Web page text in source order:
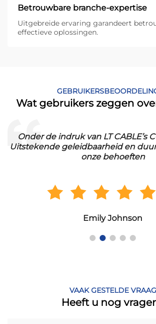
Betrouwbare branche-expertise
Uitgebreide ervaring garandeert
effectieve oplossingen.
Wat gebruikers zeggen
Onder de indruk van LT CABLE’s
Uitstekende geleidbaarheid en
onze behoeften
Emily Johnson
VAAK GESTELDE VRAAG
Heeft u nog